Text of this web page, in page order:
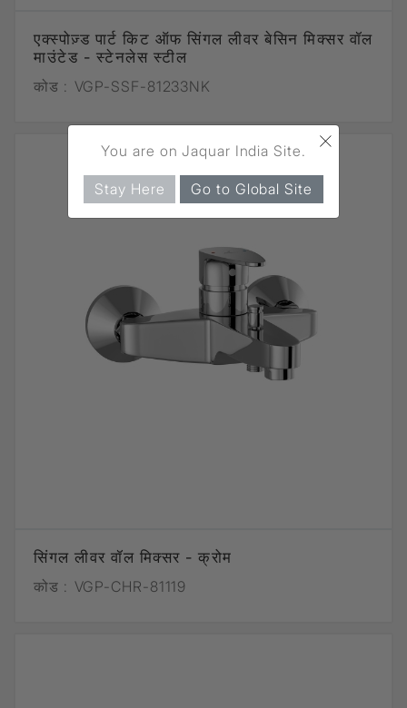
एक्स्पोज़्ड पार्ट किट ऑफ सिंगल लीवर बेसिन मिक्सर वॉल
माउंटेड - स्टेनलेस स्टील
कोड : VGP-SSF-81233NK
सिंगल लीवर वॉल मिक्सर - क्रोम
कोड : VGP-CHR-81119
×
You are on Jaquar India Site.
Stay Here Go to Global Site